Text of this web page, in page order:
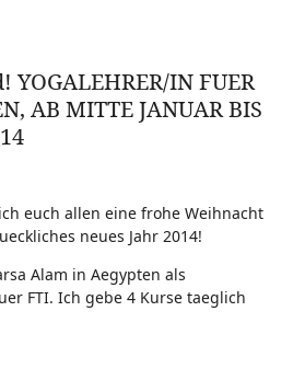
YOGALEHRER/IN FUER
ΑΒ ΜΙΤTE JANUAR BIS
euch allen eine frohe Weihnacht
neues Jahr 2014!
Alam in Aegypten als
FTI. Ich gebe 4 Kurse taeglich